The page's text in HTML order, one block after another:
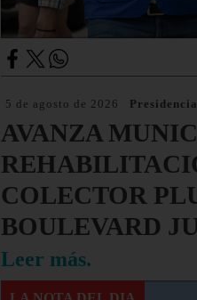
5 de agosto de 2026
AVANZA
COLECTOR
BOULEVARD
Leer más.